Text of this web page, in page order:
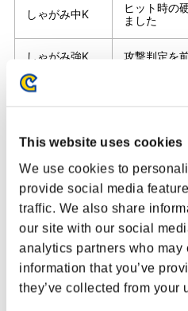
This website uses cookies
We use cookies to
provide social media
traffic. We also share
our site with our social
analytics partners who may
information that you’ve
they’ve collected from your
しゃがみ中K
ヒット時の
ました
しゃがみ強K 攻撃判定を
めくり用の
た
飛び膝
ガード時の
EX日輪掌
Vトリガーキ
仁王力（EX含
む）
①ガード時
更しました
②硬直を
①発生を